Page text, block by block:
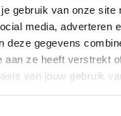
gebruik van onze site
media, adverteren
deze gegevens
aan ze heeft verstrekt
van jouw gebruik
MONTAGE